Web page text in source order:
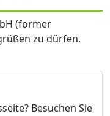
(former
zu dürfen.
Besuchen Sie